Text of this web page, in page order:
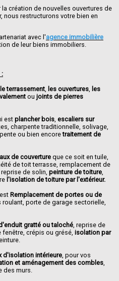
création de nouvelles ouvertures de
nous restructurons votre bien en
avec l'agence immobilière
de leur biens immobiliers.
:
le terrassement, les ouvertures, les
ou joints de pierres
est plancher bois, escaliers sur
charpente traditionnelle, solivage,
ou bien encoretraitement de
de couvertureque ce soit en tuile,
de toit terrasse, remplacement de
de solin, peinture de toiture,
l'isolation de toiture par l'extérieur.
Remplacement de portes ou de
roulant, porte de garage sectorielle,
gratté ou taloché, reprise de
crépis ou grésé, isolation par
d'isolation intérieure, pour vos
et aménagement des combles,
des murs.